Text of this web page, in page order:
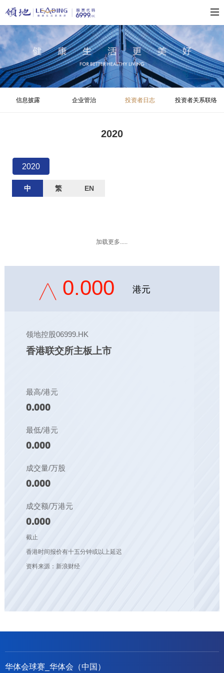
信息披露 企业管治 投资者日志 投资者关系联络
2020
2020
中 繁 EN
加载更多.....
0.000 港元
领地控股06999.HK
香港联交所主板上市
最高/港元
0.000
最低/港元
0.000
成交量/万股
0.000
成交额/万港元
0.000
截止
香港时间报价有十五分钟或以上延迟
资料来源：新浪财经
华体会球赛_华体会（中国）